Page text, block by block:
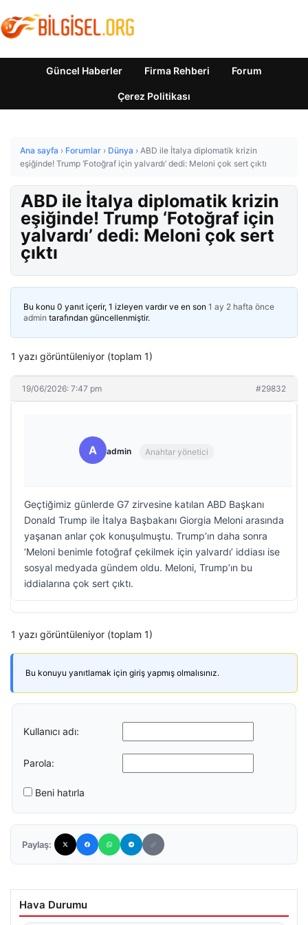
Güncel Haberler Firma Rehberi Forum
Çerez Politikası
Ana sayfa › Forumlar › Dünya › ABD ile İtalya diplomatik krizin
eşiğinde! Trump ‘Fotoğraf için yalvardı’ dedi: Meloni çok sert çıktı
ABD ile İtalya diplomatik krizin
eşiğinde! Trump ‘Fotoğraf için
yalvardı’ dedi: Meloni çok sert
çıktı
Bu konu 0 yanıt içerir, 1 izleyen vardır ve en son 1 ay 2 hafta önce
admin tarafından güncellenmiştir.
1 yazı görüntüleniyor (toplam 1)
19/06/2026: 7:47 pm #29832
A admin Anahtar yönetici
Geçtiğimiz günlerde G7 zirvesine katılan ABD Başkanı
Donald Trump ile İtalya Başbakanı Giorgia Meloni arasında
yaşanan anlar çok konuşulmuştu. Trump’ın daha sonra
‘Meloni benimle fotoğraf çekilmek için yalvardı’ iddiası ise
sosyal medyada gündem oldu. Meloni, Trump’ın bu
iddialarına çok sert çıktı.
1 yazı görüntüleniyor (toplam 1)
Bu konuyu yanıtlamak için giriş yapmış olmalısınız.
Kullanıcı adı:
Parola:
Beni hatırla
Paylaş:
Hava Durumu